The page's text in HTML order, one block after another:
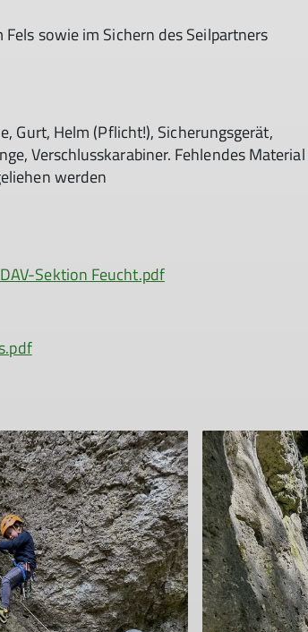
sowie im Sichern des Seilpartners
Gurt, Helm (Pflicht!), Sicherungsgerät,
Verschlusskarabiner. Fehlendes Material
werden
Sektion Feucht.pdf